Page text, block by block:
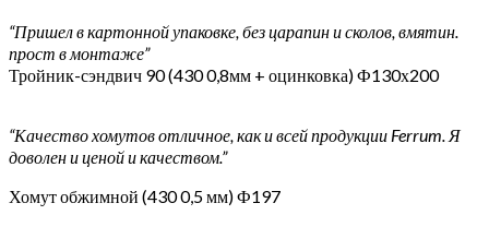
“Пришел в картонной упаковке, без царапин и сколов, вмятин.
прост в монтаже”
Тройник-сэндвич 90 (430 0,8мм + оцинковка) Ф130х200
“Качество хомутов отличное, как и всей продукции Ferrum. Я
доволен и ценой и качеством.”
Хомут обжимной (430 0,5 мм) Ф197